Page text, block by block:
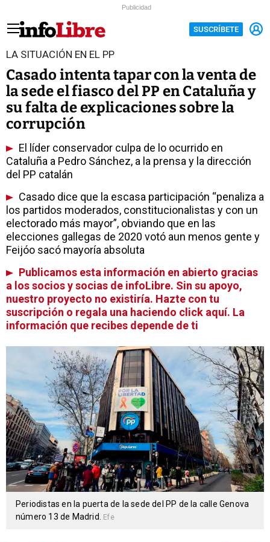
Publicidad
SUSCRÍBETE
LA SITUACIÓN EN EL PP
Casado intenta tapar con la venta de
la sede el fiasco del PP en Cataluña y
su falta de explicaciones sobre la
corrupción
El líder conservador culpa de lo ocurrido en
Cataluña a Pedro Sánchez, a la prensa y la dirección
del PP catalán
Casado dice que la escasa participación “penaliza a
los partidos moderados, constitucionalistas y con un
electorado más mayor”, obviando que en las
elecciones gallegas de 2020 votó aun menos gente y
Feijóo sacó mayoría absoluta
Publicamos esta información en abierto gracias
a los socios y socias de infoLibre. Sin su apoyo,
nuestro proyecto no existiría. Hazte con tu
suscripción o regala una haciendo click aquí. La
información que recibes depende de ti
Periodistas en la puerta de la sede del PP de la calle Genova
número 13 de Madrid.
Efe